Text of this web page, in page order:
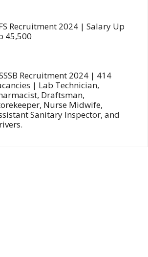
Recruitment 2024 | Salary Up
45,500
Recruitment 2024 | 414
| Lab Technician,
Draftsman,
Nurse Midwife,
Sanitary Inspector, and